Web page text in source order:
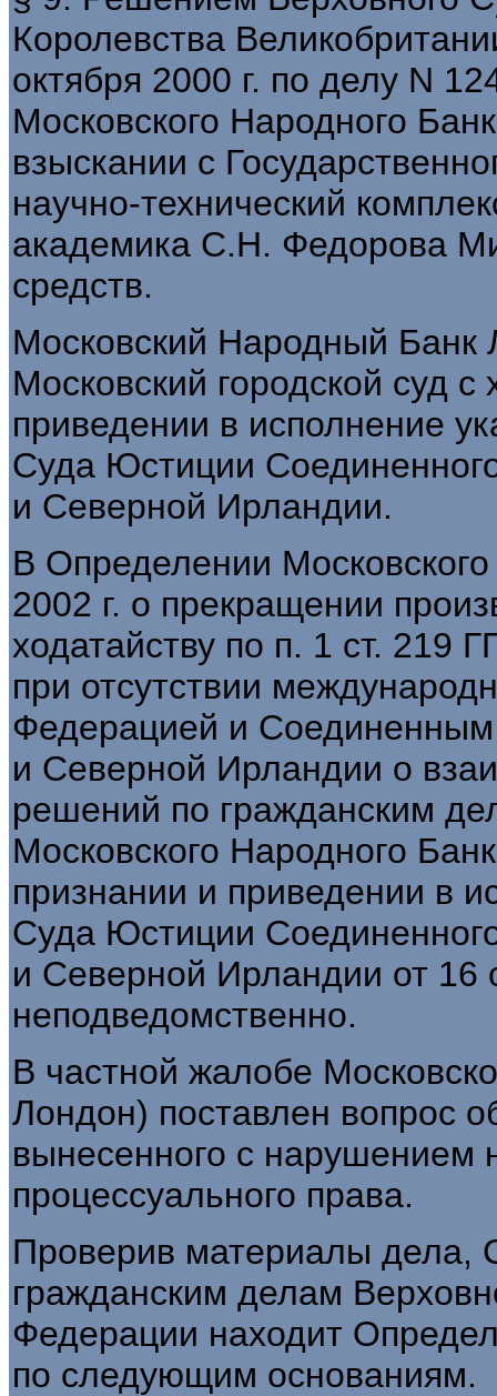
Королевства
октября 2000 г. по делу N
Московского Народного
взыскании с
научно-технический
академика С.Н. Федорова
средств.
Московский Народный Банк
Московский городской суд
приведении в исполнение
Суда Юстиции
и Северной Ирландии.
В Определении Московского
2002 г. о прекращении
ходатайству по п. 1 ст. 219
при отсутствии
Федерацией и
и Северной Ирландии о
решений по гражданским
Московского Народного
признании и приведении в
Суда Юстиции
и Северной Ирландии от 16
неподведомственно.
В частной жалобе
Лондон) поставлен вопрос
вынесенного с нарушением
процессуального права.
Проверив материалы дела,
гражданским делам
Федерации находит
по следующим основаниям.